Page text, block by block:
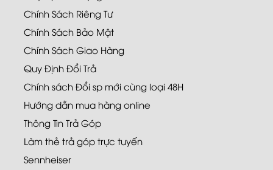
Chính Sách Riêng Tư
Chính Sách Bảo Mật
Chính Sách Giao Hàng
Quy Định Đổi Trả
Chính sách Đổi sp mới cùng loại 48H
Hướng dẫn mua hàng online
Thông Tin Trả Góp
Làm thẻ trả góp trực tuyến
Sennheiser